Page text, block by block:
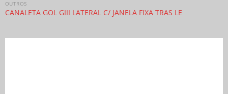
OUTROS
CANALETA GOL GIII LATERAL C/ JANELA FIXA TRAS LE